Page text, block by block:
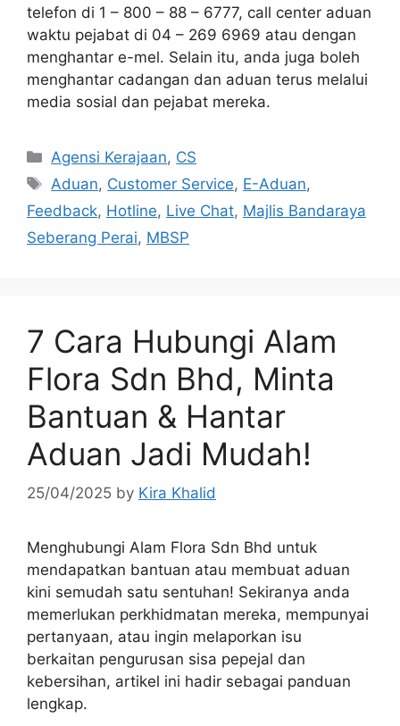
telefon di 1 – 800 – 88 – 6777, call center aduan
waktu pejabat di 04 – 269 6969 atau dengan
menghantar e-mel. Selain itu, anda juga boleh
menghantar cadangan dan aduan terus melalui
media sosial dan pejabat mereka.
Categories
Agensi Kerajaan, CS
Tags
Aduan, Customer Service, E-Aduan,
Feedback, Hotline, Live Chat, Majlis Bandaraya
Seberang Perai, MBSP
7 Cara Hubungi Alam
Flora Sdn Bhd, Minta
Bantuan & Hantar
Aduan Jadi Mudah!
25/04/2025 by Kira Khalid
Menghubungi Alam Flora Sdn Bhd untuk
mendapatkan bantuan atau membuat aduan
kini semudah satu sentuhan! Sekiranya anda
memerlukan perkhidmatan mereka, mempunyai
pertanyaan, atau ingin melaporkan isu
berkaitan pengurusan sisa pepejal dan
kebersihan, artikel ini hadir sebagai panduan
lengkap.